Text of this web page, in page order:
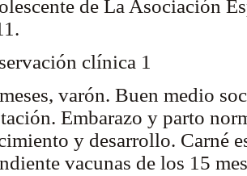
de La Asociación
clínica 1
varón. Buen medio
Embarazo y parto
y desarrollo. Carné
vacunas de los 15